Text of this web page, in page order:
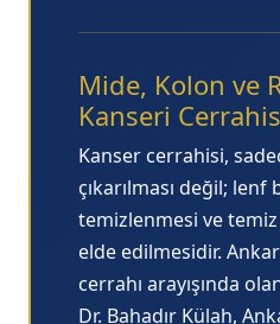
Mide, Kolon ve
Kanseri
Kanser cerrahisi,
çıkarılması değil; lenf
temizlenmesi ve temiz
elde edilmesidir.
cerrahı arayışında
Dr. Bahadır Külah,